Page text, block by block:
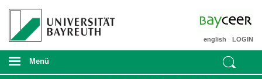
LOGIN
english
Menü